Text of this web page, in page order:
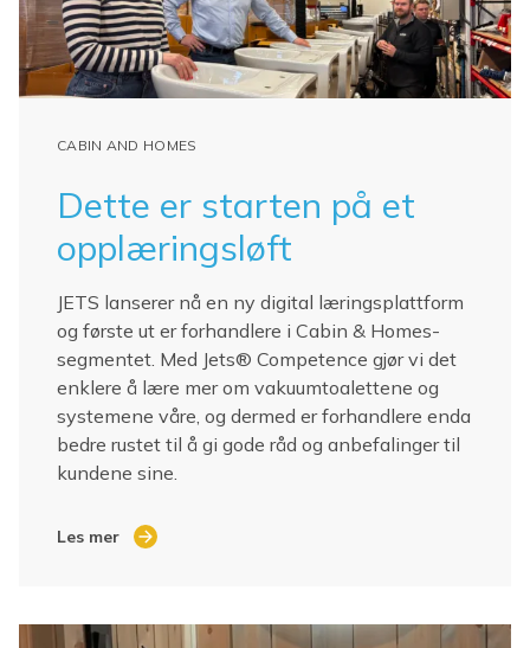
CABIN AND HOMES
Dette er starten på et
opplæringsløft
JETS lanserer nå en ny digital læringsplattform
og første ut er forhandlere i Cabin & Homes-
segmentet. Med Jets® Competence gjør vi det
enklere å lære mer om vakuumtoalettene og
systemene våre, og dermed er forhandlere enda
bedre rustet til å gi gode råd og anbefalinger til
kundene sine.
Les mer